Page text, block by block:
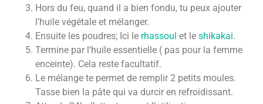
Hors du feu, quand il a bien fondu, tu peux ajouter
l’huile végétale et mélanger.
Ensuite les poudres; Ici le rhassoul et le shikakai.
Termine par l’huile essentielle ( pas pour la femme
enceinte). Cela reste facultatif.
Le mélange te permet de remplir 2 petits moules.
Tasse bien la pâte qui va durcir en refroidissant.